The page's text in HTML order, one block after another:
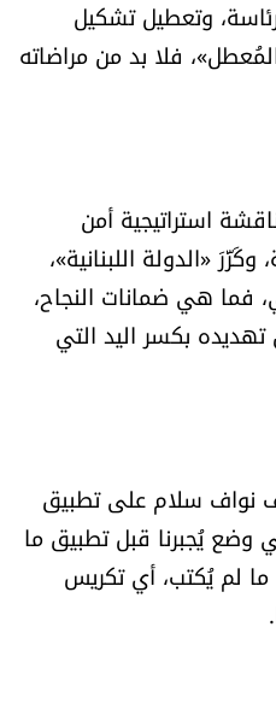
وتعطيل تشكيل
فلا بد من مراضاته
استراتيجية أمن
«الدولة اللبنانية»،
فما هي ضمانات النجاح،
تهديده بكسر اليد التي
نواف سلام على تطبيق
وضع يُجبرنا قبل تطبيق ما
لم يُكتب، أي تكريس